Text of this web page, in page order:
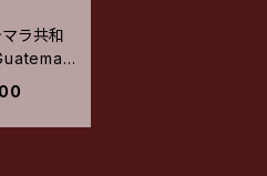
マラ共和
Proces
ッシュ